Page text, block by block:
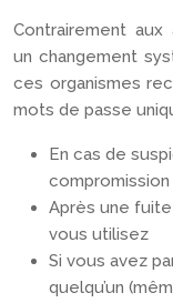
Contrairement aux
un changement
ces organismes
mots de passe
En cas de
Après une
vous utilisez
Si vous avez
quelqu’un